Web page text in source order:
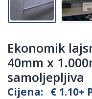
Ekonomik
40mm x
samoljepljiva
Cijena: € 1.10+